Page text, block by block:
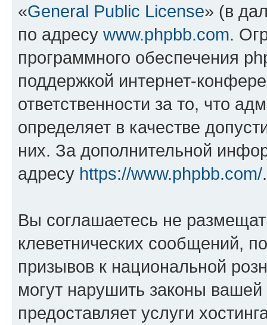
«General Public License» (в
по адресу www.phpbb.com.
программного обеспечения
поддержкой интернет-
ответственности за то, что
определяет в качестве
них. За дополнительной
адресу https://www.phpbb.com/.
Вы соглашаетесь не
клеветнических сообщений,
призывов к национальной
могут нарушить законы
предоставляет услуги